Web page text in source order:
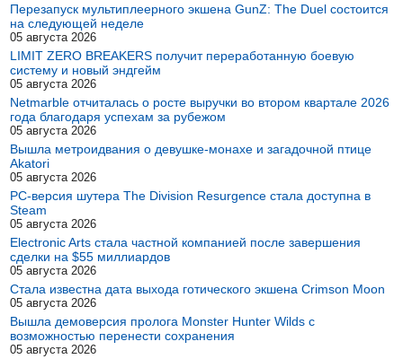
Перезапуск мультиплеерного экшена GunZ: The Duel состоится
на следующей неделе
05 августа 2026
LIMIT ZERO BREAKERS получит переработанную боевую
систему и новый эндгейм
05 августа 2026
Netmarble отчиталась о росте выручки во втором квартале 2026
года благодаря успехам за рубежом
05 августа 2026
Вышла метроидвания о девушке-монахе и загадочной птице
Akatori
05 августа 2026
PC-версия шутера The Division Resurgence стала доступна в
Steam
05 августа 2026
Electronic Arts стала частной компанией после завершения
сделки на $55 миллиардов
05 августа 2026
Стала известна дата выхода готического экшена Crimson Moon
05 августа 2026
Вышла демоверсия пролога Monster Hunter Wilds с
возможностью перенести сохранения
05 августа 2026